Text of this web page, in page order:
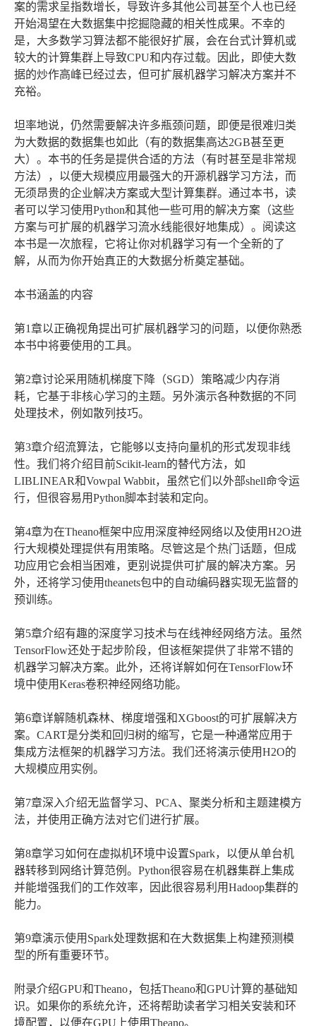
案的需求呈指数增长，导致许多其他公司甚至个人也已经
开始渴望在大数据集中挖掘隐藏的相关性成果。不幸的
是，大多数学习算法都不能很好扩展，会在台式计算机或
较大的计算集群上导致CPU和内存过载。因此，即使大数
据的炒作高峰已经过去，但可扩展机器学习解决方案并不
充裕。
坦率地说，仍然需要解决许多瓶颈问题，即便是很难归类
为大数据的数据集也如此（有的数据集高达2GB甚至更
大）。本书的任务是提供合适的方法（有时甚至是非常规
方法），以便大规模应用最强大的开源机器学习方法，而
无须昂贵的企业解决方案或大型计算集群。通过本书，读
者可以学习使用Python和其他一些可用的解决方案（这些
方案与可扩展的机器学习流水线能很好地集成）。阅读这
本书是一次旅程，它将让你对机器学习有一个全新的了
解，从而为你开始真正的大数据分析奠定基础。
本书涵盖的内容
第1章以正确视角提出可扩展机器学习的问题，以便你熟悉
本书中将要使用的工具。
第2章讨论采用随机梯度下降（SGD）策略减少内存消
耗，它基于非核心学习的主题。另外演示各种数据的不同
处理技术，例如散列技巧。
第3章介绍流算法，它能够以支持向量机的形式发现非线
性。我们将介绍目前Scikit-learn的替代方法，如
LIBLINEAR和Vowpal Wabbit，虽然它们以外部shell命令运
行，但很容易用Python脚本封装和定向。
第4章为在Theano框架中应用深度神经网络以及使用H2O进
行大规模处理提供有用策略。尽管这是个热门话题，但成
功应用它会相当困难，更别说提供可扩展的解决方案。另
外，还将学习使用theanets包中的自动编码器实现无监督的
预训练。
第5章介绍有趣的深度学习技术与在线神经网络方法。虽然
TensorFlow还处于起步阶段，但该框架提供了非常不错的
机器学习解决方案。此外，还将详解如何在TensorFlow环
境中使用Keras卷积神经网络功能。
第6章详解随机森林、梯度增强和XGboost的可扩展解决方
案。CART是分类和回归树的缩写，它是一种通常应用于
集成方法框架的机器学习方法。我们还将演示使用H2O的
大规模应用实例。
第7章深入介绍无监督学习、PCA、聚类分析和主题建模方
法，并使用正确方法对它们进行扩展。
第8章学习如何在虚拟机环境中设置Spark，以便从单台机
器转移到网络计算范例。Python很容易在机器集群上集成
并能增强我们的工作效率，因此很容易利用Hadoop集群的
能力。
第9章演示使用Spark处理数据和在大数据集上构建预测模
型的所有重要环节。
附录介绍GPU和Theano，包括Theano和GPU计算的基础知
识。如果你的系统允许，还将帮助读者学习相关安装和环
境配置，以便在GPU上使用Theano。